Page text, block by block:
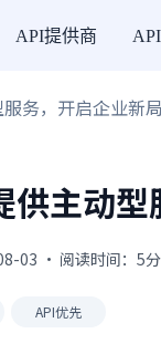
API提供商
务，开启企业新
主动
03 · 阅读时间：5
API优先